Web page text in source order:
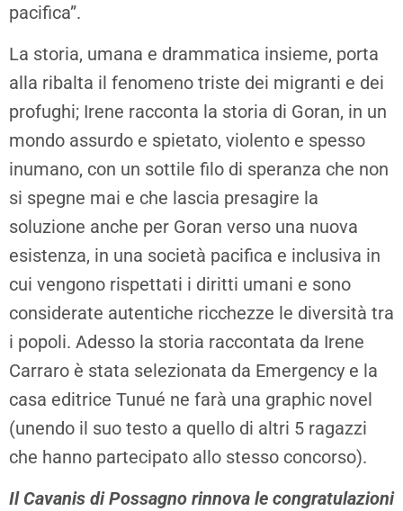
pacifica”.
La storia, umana e drammatica insieme, porta
alla ribalta il fenomeno triste dei migranti e dei
profughi; Irene racconta la storia di Goran, in un
mondo assurdo e spietato, violento e spesso
inumano, con un sottile filo di speranza che non
si spegne mai e che lascia presagire la
soluzione anche per Goran verso una nuova
esistenza, in una società pacifica e inclusiva in
cui vengono rispettati i diritti umani e sono
considerate autentiche ricchezze le diversità tra
i popoli. Adesso la storia raccontata da Irene
Carraro è stata selezionata da Emergency e la
casa editrice Tunué ne farà una graphic novel
(unendo il suo testo a quello di altri 5 ragazzi
che hanno partecipato allo stesso concorso).
Il Cavanis di Possagno rinnova le congratulazioni